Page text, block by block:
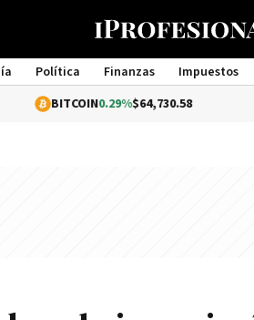
Política Finanzas Impuestos
Management
0.29%$64,730.58